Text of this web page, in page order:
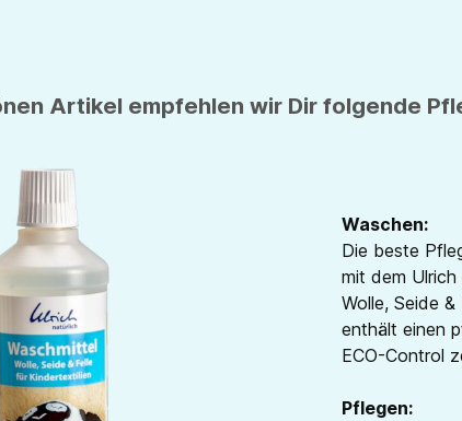
Artikel empfehlen wir Dir folgende
Waschen:
Die beste
mit dem
Wolle, Seide
enthält einen
ECO-Control
Pflegen: